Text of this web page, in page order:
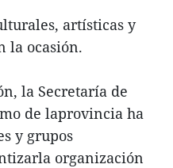
artísticas y
la ocasión.
la Secretaría de
de laprovincia ha
y grupos
organización